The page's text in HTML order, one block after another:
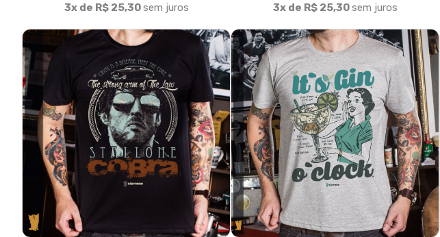
3x de R$ 25,30sem juros 3x de R$ 25,30sem juros